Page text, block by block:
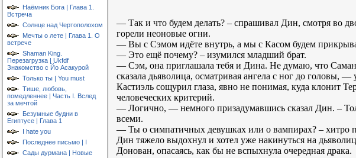
Наёмник Бога | Глава 1.
Встреча
Солнце над Чертополохом
Мечты о лете | Глава 1. О
встрече
Shaman King.
Перезагрузка | Ukfdf
Знакомство с Йо Асакурой
Только ты | You must
Тише, любовь,
помедленнее | Часть I. Вслед
за мечтой
Безумные будни в
Египтусе | Глава 1
I hate you
Последнее письмо | I
Сады дурмана | Новые
— Так и что будем делать? – спрашивал Дин, смотря во
горели неоновые огни.
— Вы с Сэмом идёте внутрь, а мы с Касом будем
— Это ещё почему? – изумился младший брат.
— Сэм, она приглашала тебя и Дина. Не думаю, что
сказала дьяволица, осматривая ангела с ног до головы,
Кастиэль сощурил глаза, явно не понимая, куда клонит
человеческих критерий.
— Логично, — немного призадумавшись сказал Дин. –
всеми.
— Ты о симпатичных девушках или о вампирах? – хитро
Дин тяжело выдохнул и хотел уже накинуться на
Донован, опасаясь, как бы не вспыхнула очередная драка.